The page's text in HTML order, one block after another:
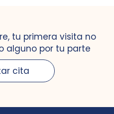
tu primera visita no
alguno por tu parte
cita